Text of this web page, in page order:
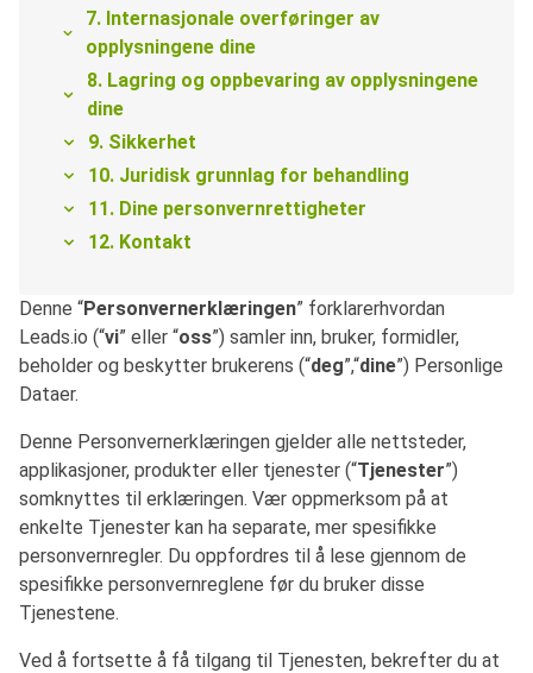
7. Internasjonale overføringer av
opplysningene dine
8. Lagring og oppbevaring av opplysningene
dine
9. Sikkerhet
10. Juridisk grunnlag for behandling
11. Dine personvernrettigheter
12. Kontakt
Denne “Personvernerklæringen” forklarerhvordan
Leads.io (“vi” eller “oss”) samler inn, bruker, formidler,
beholder og beskytter brukerens (“deg”,“dine”) Personlige
Dataer.
Denne Personvernerklæringen gjelder alle nettsteder,
applikasjoner, produkter eller tjenester (“Tjenester”)
somknyttes til erklæringen. Vær oppmerksom på at
enkelte Tjenester kan ha separate, mer spesifikke
personvernregler. Du oppfordres til å lese gjennom de
spesifikke personvernreglene før du bruker disse
Tjenestene.
Ved å fortsette å få tilgang til Tjenesten, bekrefter du at